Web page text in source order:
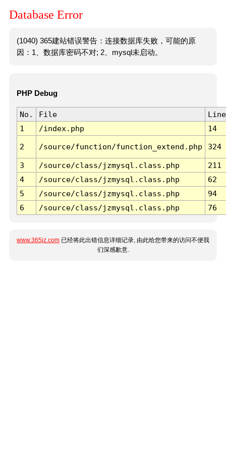
Database Error
(1040) 365建站错误警告：连接数据库失败，可能的原
因：1、数据库密码不对; 2、mysql未启动。
PHP Debug
No. File
Line
1
/index.php 14
2 /source/function/function_extend.php 324
3 /source/class/jzmysql.class.php
211
4
/source/class/jzmysql.class.php
62
5
/source/class/jzmysql.class.php
94
6
/source/class/jzmysql.class.php 76
www.365jz.com 已经将此出错信息详细记录, 由此给您带来的访问不便我
们深感歉意.